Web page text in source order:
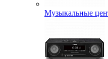
Музыкальные